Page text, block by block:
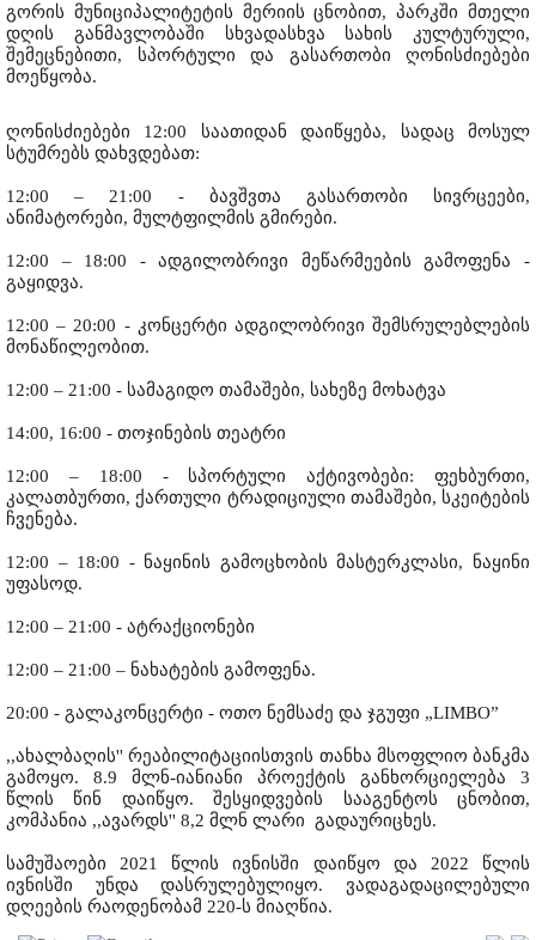
გორის მუნიციპალიტეტის მერიის ცნობით, პარკში მთელი
დღის განმავლობაში სხვადასხვა სახის კულტურული,
შემეცნებითი, სპორტული და გასართობი ღონისძიებები
მოეწყობა.
ღონისძიებები 12:00 საათიდან დაიწყება, სადაც მოსულ
სტუმრებს დახვდებათ:
12:00 – 21:00 - ბავშვთა გასართობი სივრცეები,
ანიმატორები, მულტფილმის გმირები.
12:00 – 18:00 - ადგილობრივი მეწარმეების გამოფენა -
გაყიდვა.
12:00 – 20:00 - კონცერტი ადგილობრივი შემსრულებლების
მონაწილეობით.
12:00 – 21:00 - სამაგიდო თამაშები, სახეზე მოხატვა
14:00, 16:00 - თოჯინების თეატრი
12:00 – 18:00 - სპორტული აქტივობები: ფეხბურთი,
კალათბურთი, ქართული ტრადიციული თამაშები, სკეიტების
ჩვენება.
12:00 – 18:00 - ნაყინის გამოცხობის მასტერკლასი, ნაყინი
უფასოდ.
12:00 – 21:00 - ატრაქციონები
12:00 – 21:00 – ნახატების გამოფენა.
20:00 - გალაკონცერტი - ოთო ნემსაძე და ჯგუფი „LIMBO”
,,ახალბაღის'' რეაბილიტაციისთვის თანხა მსოფლიო ბანკმა
გამოყო. 8.9 მლნ-იანიანი პროექტის განხორციელება 3
წლის წინ დაიწყო. შესყიდვების სააგენტოს ცნობით,
კომპანია ,,ავარდს'' 8,2 მლნ ლარი გადაურიცხეს.
სამუშაოები 2021 წლის ივნისში დაიწყო და 2022 წლის
ივნისში უნდა დასრულებულიყო. ვადაგადაცილებული
დღეების რაოდენობამ 220-ს მიაღწია.